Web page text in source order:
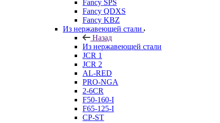
Fancy SPS
Fancy QDXS
Fancy KBZ
Из нержавеющей стали
Назад
Из нержавеющей стали
JCR 1
JCR 2
AL-RED
PRO-NGA
2-6CR
F50-160-I
F65-125-I
CP-ST